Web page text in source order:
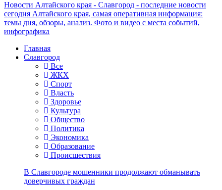
Новости Алтайского края - Славгород - последние новости
сегодня Алтайского края, самая оперативная информация:
темы дня, обзоры, анализ. Фото и видео с места событий,
инфографика
Главная
Славгород
Все
ЖКХ
Спорт
Власть
Здоровье
Культура
Общество
Политика
Экономика
Образование
Происшествия
В Славгороде мошенники продолжают обманывать
доверчивых граждан